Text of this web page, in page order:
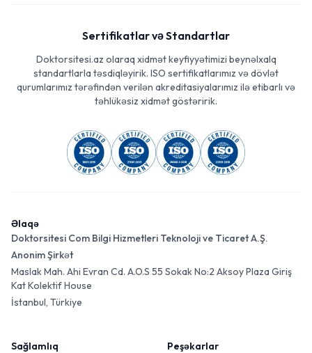
Sertifikatlar və Standartlar
Doktorsitesi.az olaraq xidmət keyfiyyətimizi beynəlxalq
standartlarla təsdiqləyirik. ISO sertifikatlarımız və dövlət
qurumlarımız tərəfindən verilən akreditasiyalarımız ilə etibarlı və
təhlükəsiz xidmət göstəririk.
Əlaqə
Doktorsitesi Com Bilgi Hizmetleri Teknoloji ve Ticaret A.Ş.
Anonim Şirkət
Maslak Mah. Ahi Evran Cd. A.O.S 55 Sokak No:2 Aksoy Plaza Giriş
Kat Kolektif House
İstanbul, Türkiye
Sağlamlıq
Peşəkarlar